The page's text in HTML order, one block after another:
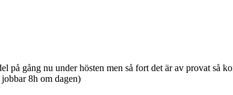
på gång nu under hösten men så fort det är av provat så
8h om dagen)